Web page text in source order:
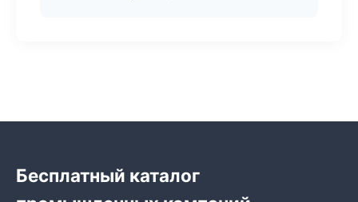
Бесплатный каталог